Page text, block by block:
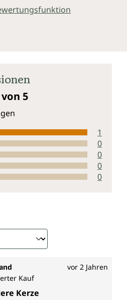
von 5
1
0
0
0
0
vor 2 Jahren
von 5 von 5 Sternen
Kauf
Kerze